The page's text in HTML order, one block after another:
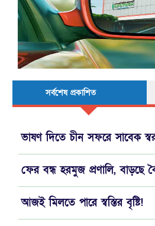
সর্বশেষ প্রকাশিত
ভাষণ দিতে চীন সফরে সাবেক
ফের বন্ধ হরমুজ প্রণালি, বাড়ছে
আজই মিলতে পারে স্বস্তির বৃষ্টি!